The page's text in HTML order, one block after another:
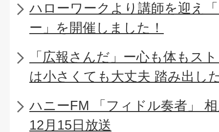
ハローワークより講師を迎え
ー」を開催しました！
「広報さんだ」ー心も体もス
は小さくても大丈夫 踏み出し
ハニーFM 「フィドル奏者」
12月15日放送